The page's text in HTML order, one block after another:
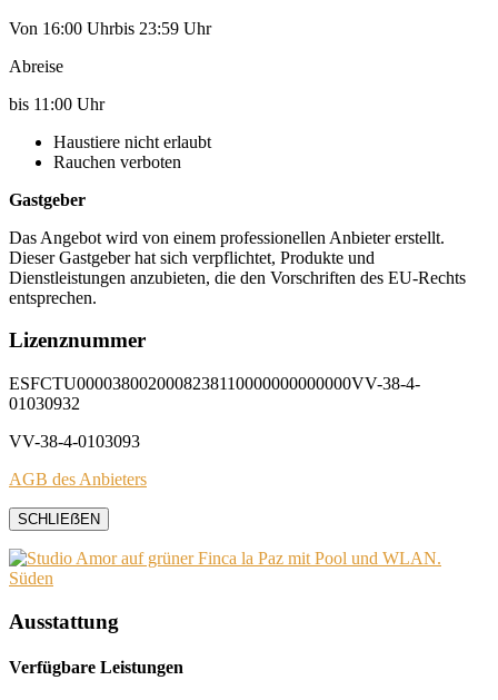
Von 16:00 Uhrbis 23:59 Uhr
Abreise
bis 11:00 Uhr
Haustiere nicht erlaubt
Rauchen verboten
Gastgeber
Das Angebot wird von einem professionellen Anbieter erstellt.
Dieser Gastgeber hat sich verpflichtet, Produkte und
Dienstleistungen anzubieten, die den Vorschriften des EU-Rechts
entsprechen.
Lizenznummer
ESFCTU0000380020008238110000000000000VV-38-4-
01030932
VV-38-4-0103093
AGB des Anbieters
SCHLIEẞEN
Ausstattung
Verfügbare Leistungen